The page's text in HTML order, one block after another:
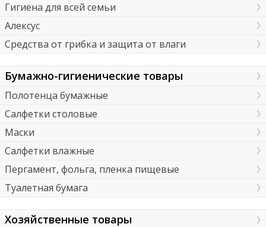
Гигиена для всей семьи
Алексус
Средства от грибка и защита от влаги
Бумажно-гигиенические товары
Полотенца бумажные
Салфетки столовые
Маски
Салфетки влажные
Пергамент, фольга, пленка пищевые
Туалетная бумага
Хозяйственные товары